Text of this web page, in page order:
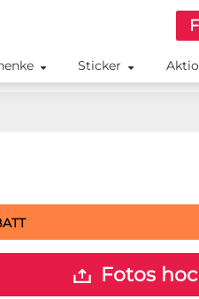
Sticker
Fotos